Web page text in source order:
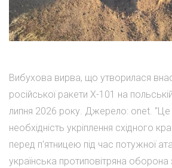
Вибухова вирва, що утворилася
російської ракети Х-101 на
липня 2026 року. Джерело: onet. "Це
необхідність укріплення східного
перед п'ятницею під час потужної
українська протиповітряна